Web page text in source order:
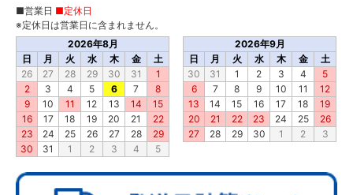
2026年8月
日
月 火 水 木 金
土
26
27 28 29 30 31
1
2
3 4 5 6 7
8
9
10 11 12 13 14
15
16
17 18 19 20 21
22
23
24 25 26 27 28
29
30
31 1 2 3 4 5
2026年9月
日
月 火 水 木 金
土
30
31 1 2 3 4
5
6
7 8 9 10 11
12
13
14 15 16 17 18
19
20
21 22 23 24 25
26
27
28 29 30 1 2 3
■営業日 ■定休日
※定休日は営業日に含まれません。